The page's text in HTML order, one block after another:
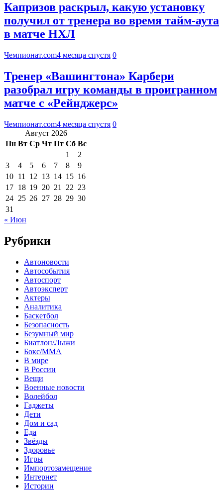
Капризов раскрыл, какую установку
получил от тренера во время тайм-аута
в матче НХЛ
Чемпионат.com4 месяца спустя 0
Тренер «Вашингтона» Карбери
разобрал игру команды в проигранном
матче с «Рейнджерс»
Чемпионат.com4 месяца спустя 0
Август 2026
Пн Вт Ср Чт Пт Сб Вс
1
2
3
4 5 6 7 8
9
10 11 12 13 14 15 16
17 18 19 20 21 22 23
24 25 26 27 28 29 30
31
« Июн
Рубрики
Автоновости
Автособытия
Автоспорт
Автоэксперт
Актеры
Аналитика
Баскетбол
Безопасность
Безумный мир
Биатлон/Лыжи
Бокс/MMA
В мире
В России
Вещи
Военные новости
Волейбол
Гаджеты
Дети
Дом и сад
Еда
Звёзды
Здоровье
Игры
Импортозамещение
Интернет
Истории